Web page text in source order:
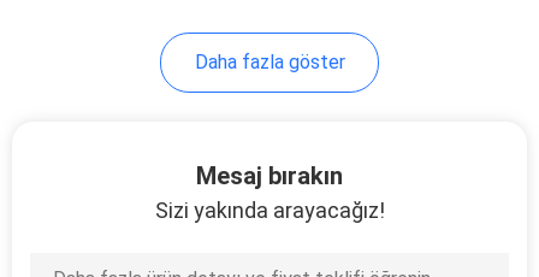
Daha fazla göster
Mesaj bırakın
Sizi yakında arayacağız!